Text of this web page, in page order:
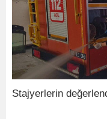
Stajyerlerin